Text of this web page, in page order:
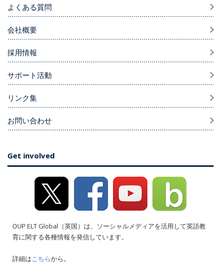
よくある質問
会社概要
採用情報
サポート活動
リンク集
お問い合わせ
Get involved
OUP ELT Global（英国）は、ソーシャルメディアを活用して英語教
育に関する各種情報を発信しています。
詳細はこちらから。